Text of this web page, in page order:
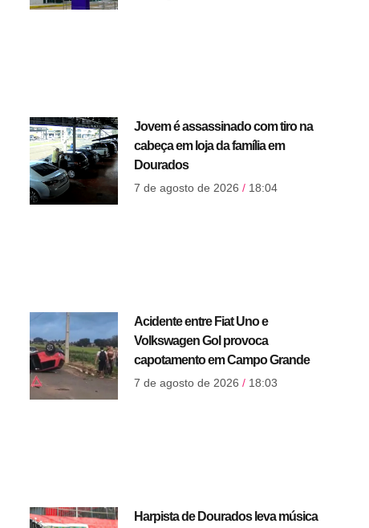
Jovem é assassinado com tiro na
cabeça em loja da família em
Dourados
7 de agosto de 2026 18:04
Acidente entre Fiat Uno e
Volkswagen Gol provoca
capotamento em Campo Grande
7 de agosto de 2026 18:03
Harpista de Dourados leva música